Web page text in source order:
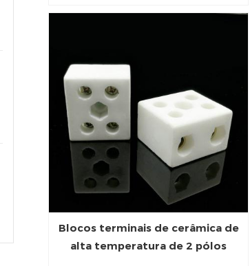
galvanizado, resistente ao calor até 65 ℃.
lâmpadas de iluminação,
eletrodomésticos, controle elétrico, fonte
de alimentação, manutenção elétrica,
maquinaria elétrica e muito mais.
Blocos terminais de cerâmica de
alta temperatura de 2 pólos